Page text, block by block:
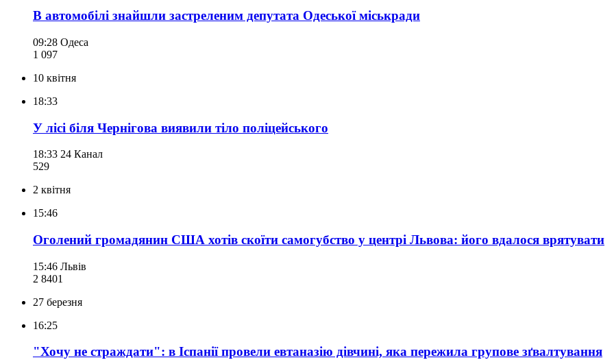
В автомобілі знайшли застреленим депутата Одеської міськради
09:28 Одеса
1 097
10 квітня
18:33
У лісі біля Чернігова виявили тіло поліцейського
18:33 24 Канал
529
2 квітня
15:46
Оголений громадянин США хотів скоїти самогубство у центрі Львова: його вдалося врятувати
15:46 Львів
2 8401
27 березня
16:25
"Хочу не страждати": в Іспанії провели евтаназію дівчині, яка пережила групове зґвалтування